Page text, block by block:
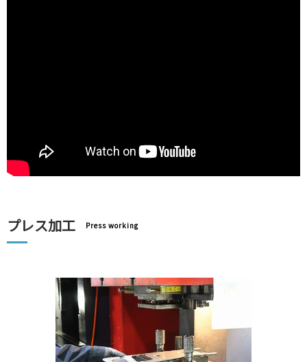
プレス加工 Press working